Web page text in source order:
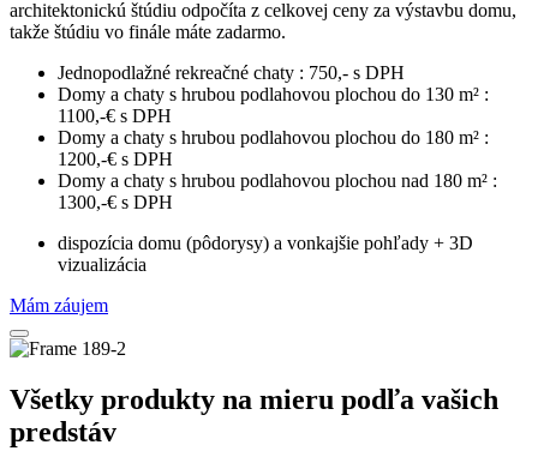
architektonickú štúdiu odpočíta z celkovej ceny za výstavbu domu,
takže štúdiu vo finále máte zadarmo.
Jednopodlažné rekreačné chaty : 750,- s DPH
Domy a chaty s hrubou podlahovou plochou do 130 m² :
1100,-€ s DPH
Domy a chaty s hrubou podlahovou plochou do 180 m² :
1200,-€ s DPH
Domy a chaty s hrubou podlahovou plochou nad 180 m² :
1300,-€ s DPH
dispozícia domu (pôdorysy) a vonkajšie pohľady + 3D
vizualizácia
Mám záujem
Všetky produkty na mieru podľa vašich
predstáv